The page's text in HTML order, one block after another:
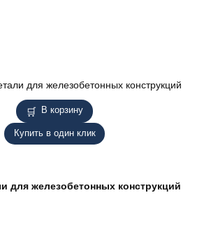
В корзину
Купить в один клик
для железобетонных конструкций